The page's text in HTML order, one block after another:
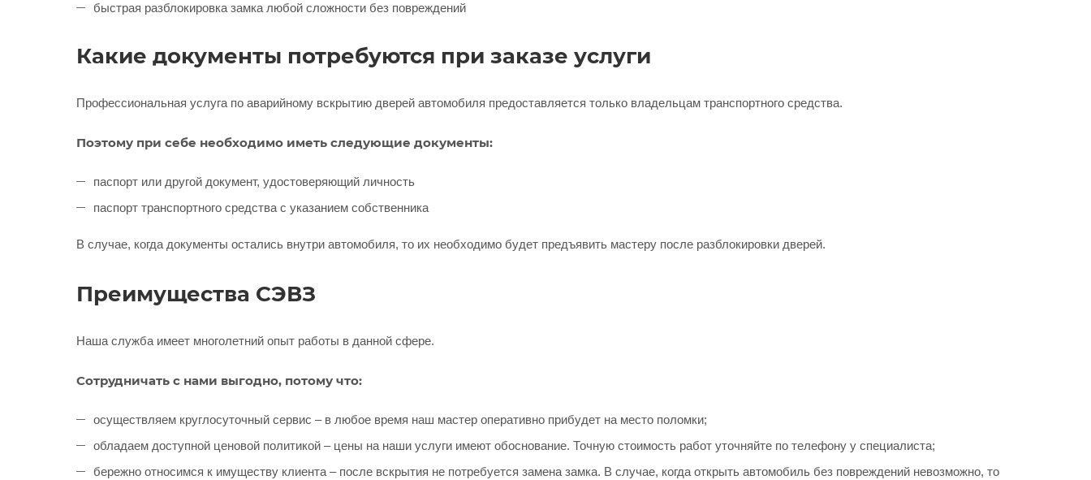
быстрая разблокировка замка любой сложности без повреждений
Какие документы потребуются при заказе услуги
Профессиональная услуга по аварийному вскрытию дверей автомобиля предоставляется только владельцам транспортного средства.
Поэтому при себе необходимо иметь следующие документы:
паспорт или другой документ, удостоверяющий личность
паспорт транспортного средства с указанием собственника
В случае, когда документы остались внутри автомобиля, то их необходимо будет предъявить мастеру после разблокировки дверей.
Преимущества СЭВЗ
Наша служба имеет многолетний опыт работы в данной сфере.
Сотрудничать с нами выгодно, потому что:
осуществляем круглосуточный сервис – в любое время наш мастер оперативно прибудет на место поломки;
обладаем доступной ценовой политикой – цены на наши услуги имеют обоснование. Точную стоимость работ уточняйте по телефону у специалиста;
бережно относимся к имуществу клиента – после вскрытия не потребуется замена замка. В случае, когда открыть автомобиль без повреждений невозможно, то